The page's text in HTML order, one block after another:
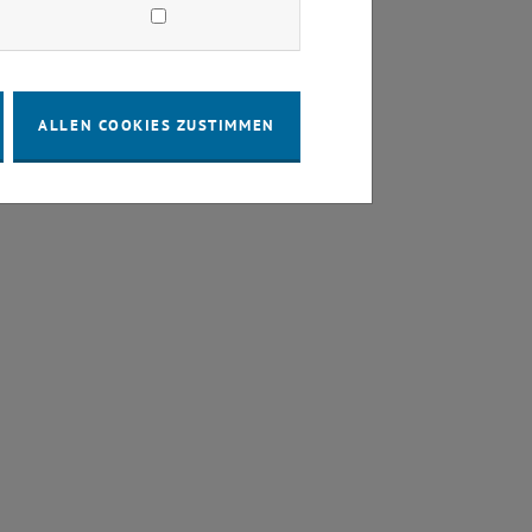
ALLEN COOKIES ZUSTIMMEN